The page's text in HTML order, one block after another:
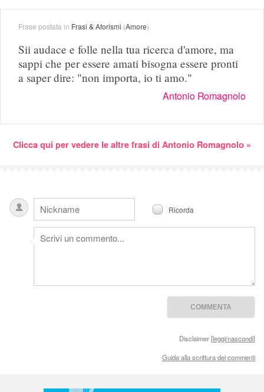
Frase postata in Frasi & Aforismi (Amore)
Sii audace e folle nella tua ricerca d'amore, ma
sappi che per essere amati bisogna essere pronti
a saper dire: "non importa, io ti amo."
Antonio Romagnolo
Clicca qui per vedere le altre frasi di Antonio Romagnolo »
Ricorda
Disclaimer [leggi/nascondi]
Guida alla scrittura dei commenti